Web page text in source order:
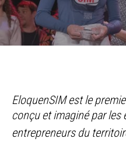
EloquenSIM est le
conçu et imaginé par les
entrepreneurs du